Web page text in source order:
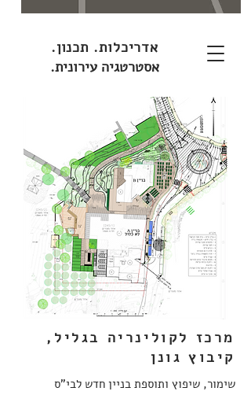
אדריכלות. תכנון.
אסטרטגיה עירונית.
מרכז לקולינריה בגליל,
קיבוץ גונן
שימור, שיפוץ ותוספת בניין חדש לבי"ס